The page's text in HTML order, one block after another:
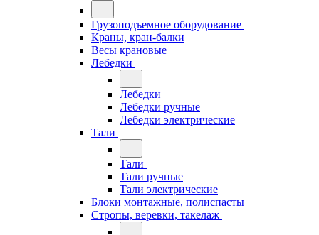
Грузоподъемное оборудование
Краны, кран-балки
Весы крановые
Лебедки
Лебедки
Лебедки ручные
Лебедки электрические
Тали
Тали
Тали ручные
Тали электрические
Блоки монтажные, полиспасты
Стропы, веревки, такелаж